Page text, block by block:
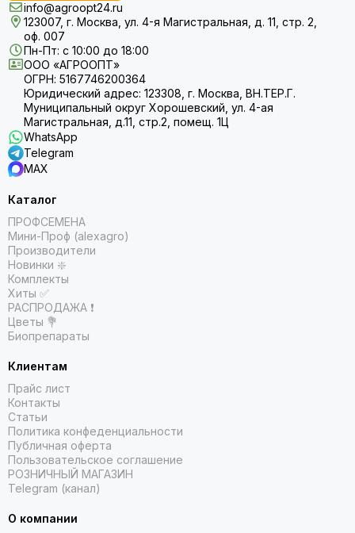
info@agroopt24.ru
123007, г. Москва, ул. 4-я Магистральная, д. 11, стр. 2,
оф. 007
Пн-Пт: с 10:00 до 18:00
ООО «АГРООПТ»
ОГРН: 5167746200364
Юридический адрес: 123308, г. Москва, ВН.ТЕР.Г.
Муниципальный округ Хорошевский, ул. 4-ая
Магистральная, д.11, стр.2, помещ. 1Ц
WhatsApp
Telegram
MAX
Каталог
ПРОФСЕМЕНА
Мини-Проф (alexagro)
Производители
Новинки ❇️
Комплекты
Хиты ✅
РАСПРОДАЖА ❗️
Цветы 💐
Биопрепараты
Клиентам
Прайс лист
Контакты
Статьи
Политика конфеденциальности
Публичная оферта
Пользовательское соглашение
РОЗНИЧНЫЙ МАГАЗИН
Telegram (канал)
О компании